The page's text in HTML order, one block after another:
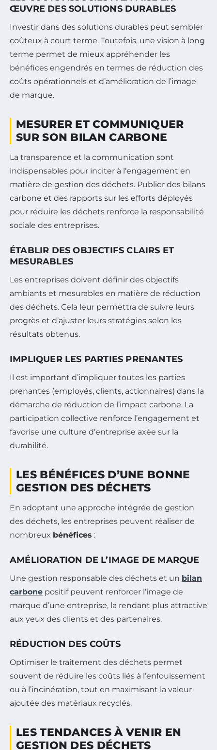
ŒUVRE DES SOLUTIONS DURABLES
Investir dans des solutions durables peut sembler
coûteux à court terme. Toutefois, une vision à long
terme permet de mieux appréhender les
bénéfices engendrés en termes de réduction des
coûts opérationnels et d’amélioration de l’image
de marque.
MESURER ET COMMUNIQUER
SUR SON BILAN CARBONE
La transparence et la communication sont
indispensables pour inciter à l’engagement en
matière de gestion des déchets. Publier des bilans
carbone et des rapports sur les efforts déployés
pour réduire les déchets renforce la responsabilité
sociale des entreprises.
ÉTABLIR DES OBJECTIFS CLAIRS ET
MESURABLES
Les entreprises doivent définir des objectifs
ambiants et mesurables en matière de réduction
des déchets. Cela leur permettra de suivre leurs
progrès et d’ajuster leurs stratégies selon les
résultats obtenus.
IMPLIQUER LES PARTIES PRENANTES
Il est important d’impliquer toutes les parties
prenantes (employés, clients, actionnaires) dans la
démarche de réduction de l’impact carbone. La
participation collective renforce l’engagement et
favorise une culture d’entreprise axée sur la
durabilité.
LES BÉNÉFICES D’UNE BONNE
GESTION DES DÉCHETS
En adoptant une approche intégrée de gestion
des déchets, les entreprises peuvent réaliser de
nombreux bénéfices :
AMÉLIORATION DE L’IMAGE DE MARQUE
Une gestion responsable des déchets et un bilan
carbone positif peuvent renforcer l’image de
marque d’une entreprise, la rendant plus attractive
aux yeux des clients et des partenaires.
RÉDUCTION DES COÛTS
Optimiser le traitement des déchets permet
souvent de réduire les coûts liés à l’enfouissement
ou à l’incinération, tout en maximisant la valeur
ajoutée des matériaux recyclés.
LES TENDANCES À VENIR EN
GESTION DES DÉCHETS